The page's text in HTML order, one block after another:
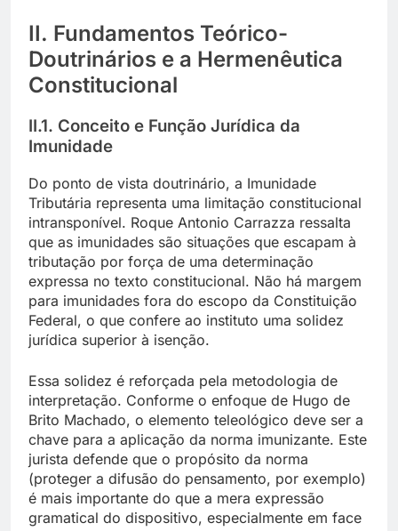
II. Fundamentos Teórico-
Doutrinários e a Hermenêutica
Constitucional
II.1. Conceito e Função Jurídica da
Imunidade
Do ponto de vista doutrinário, a Imunidade
Tributária representa uma limitação constitucional
intransponível. Roque Antonio Carrazza ressalta
que as imunidades são situações que escapam à
tributação por força de uma determinação
expressa no texto constitucional. Não há margem
para imunidades fora do escopo da Constituição
Federal, o que confere ao instituto uma solidez
jurídica superior à isenção.
Essa solidez é reforçada pela metodologia de
interpretação. Conforme o enfoque de Hugo de
Brito Machado, o elemento teleológico deve ser a
chave para a aplicação da norma imunizante. Este
jurista defende que o propósito da norma
(proteger a difusão do pensamento, por exemplo)
é mais importante do que a mera expressão
gramatical do dispositivo, especialmente em face